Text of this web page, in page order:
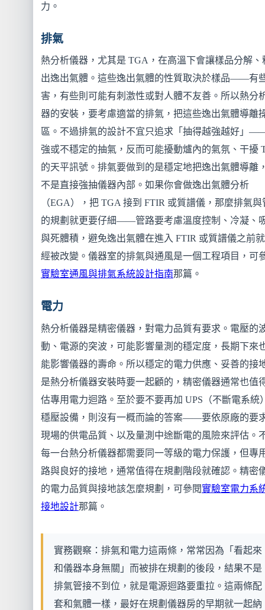
力。
排氣
熱分析儀器，尤其是 TGA，在高溫下會讓樣品分解、
出逸出氣體。這些逸出氣體的性質取決於樣品——有
害，有些則可能有刺激性或對人體不友善。所以熱分
器的安裝，要考慮適當的排氣，把這些逸出氣體導離
區。不過排氣的設計不宜只追求「抽得越強越好」
強或不穩定的抽氣，反而可能擾動爐內的氣氛、干擾
的天平訊號。排氣要做到的是穩定地把逸出氣體導離
不是直接強抽儀器內部。如果你會做逸出氣體分析
（EGA），把 TGA 接到 FTIR 或質譜儀，那麼排氣與
的規劃就更要仔細——管路要考慮溫度控制、冷凝、
與死體積，避免逸出氣體在進入 FTIR 或質譜儀之前
經被改變。儀器室的排氣與通風是一個工程項目，可
實驗室通風與排氣系統設計指南那篇。
電力
熱分析儀器是精密儀器，對電力品質有要求。電壓的
動、電源的突波，可能影響量測的穩定度，長期下來
能影響儀器的壽命。所以穩定的電力供應、妥善的接
是熱分析儀器安裝時要一起顧的，精密儀器通常也值
估專用電力迴路。至於要不要再加 UPS（不斷電系統
穩壓設備，則沒有一概而論的答案——要依原廠的要
現場的供電品質、以及量測中途斷電的風險來評估。
每一台熱分析儀器都需要同一等級的電力保護，但專
路與良好的接地，通常值得在規劃階段就確認。精密
的電力品質與接地該怎麼規劃，可參閱實驗室電力系
接地設計那篇。
實務觀察：排氣和電力這兩條，常常因為「看起來
和儀器本身無關」而被排在規劃的後段，結果不是
排氣管接不到位，就是電源迴路要重拉。這兩條配
套和氣體一樣，最好在規劃儀器房的早期就一起納